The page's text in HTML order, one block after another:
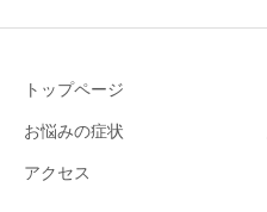
トップページ
お悩みの症状
アクセス